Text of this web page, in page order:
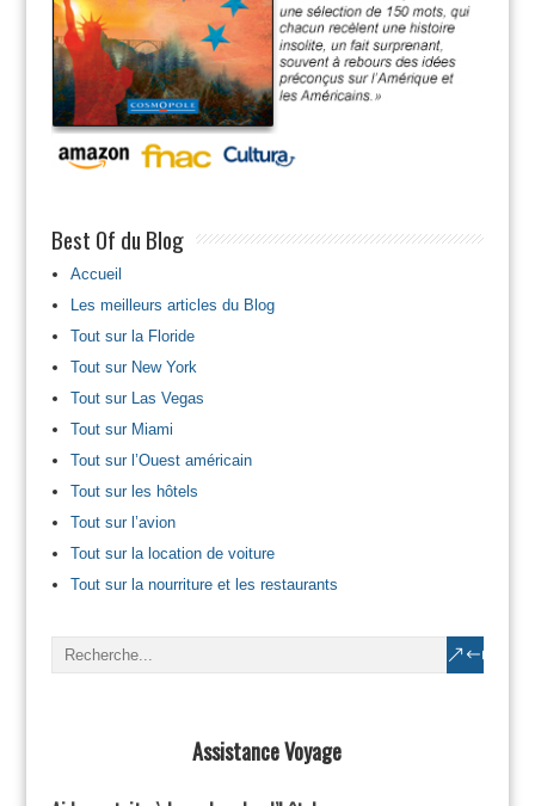
Best Of du Blog
Accueil
Les meilleurs articles du Blog
Tout sur la Floride
Tout sur New York
Tout sur Las Vegas
Tout sur Miami
Tout sur l’Ouest américain
Tout sur les hôtels
Tout sur l’avion
Tout sur la location de voiture
Tout sur la nourriture et les restaurants
Assistance Voyage